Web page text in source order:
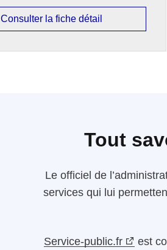
Consulter la fiche détail
Tout
Le officiel de
services qui lui
Service-public.fr est